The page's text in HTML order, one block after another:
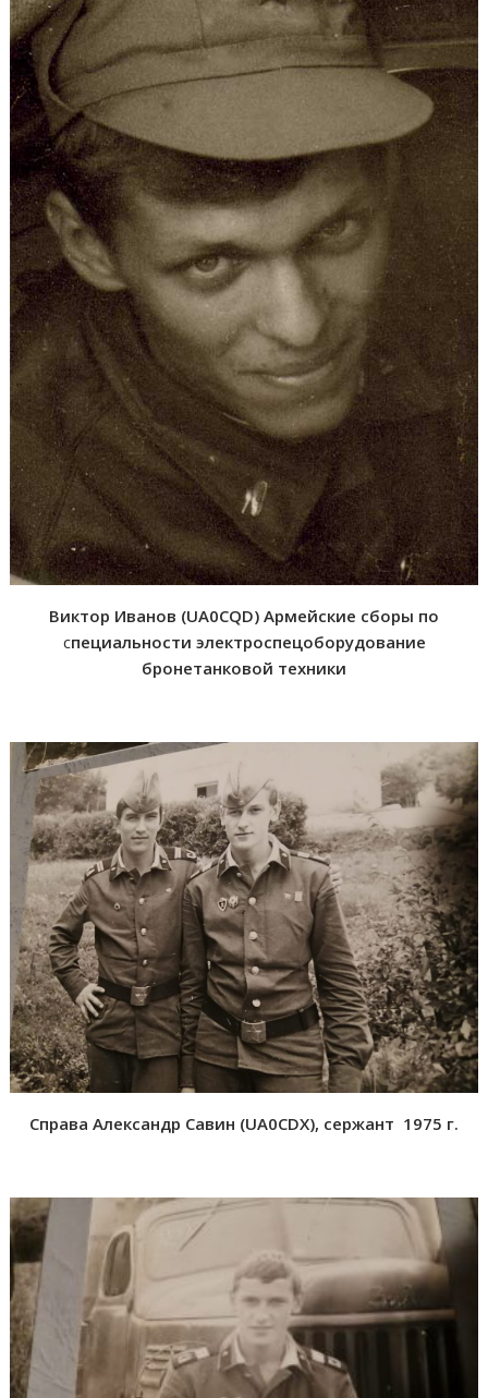
Виктор Иванов (UA0CQD) Армейские сборы по
специальности электроспецоборудование
бронетанковой техники
Справа Александр Савин (UA0CDX), сержант 1975 г.